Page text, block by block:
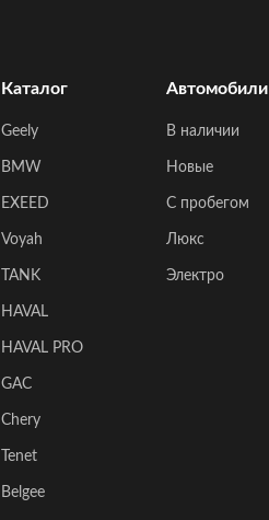
Каталог
Geely
BMW
EXEED
Voyah
TANK
HAVAL
HAVAL PRO
GAC
Chery
Tenet
Belgee
Автомобили
В наличии
Новые
C пробегом
Люкс
Электро